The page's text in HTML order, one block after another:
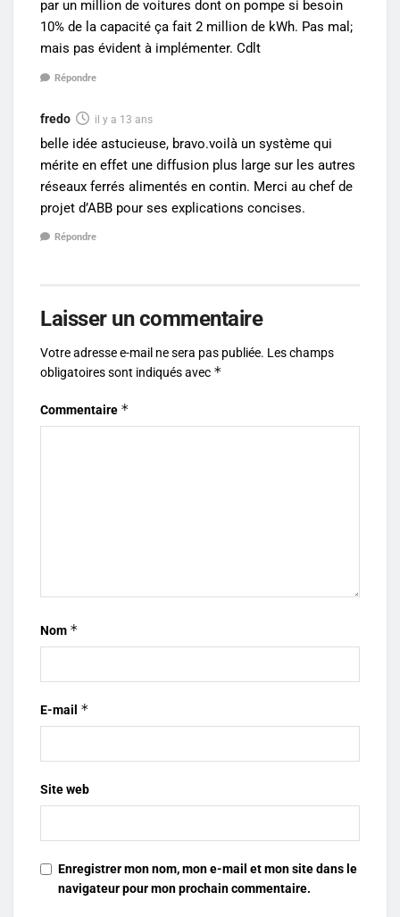
par un million de voitures dont on pompe si besoin
10% de la capacité ça fait 2 million de kWh. Pas mal;
mais pas évident à implémenter. Cdlt
Répondre
fredo il y a 13 ans
belle idée astucieuse, bravo.voilà un système qui
mérite en effet une diffusion plus large sur les autres
réseaux ferrés alimentés en contin. Merci au chef de
projet d’ABB pour ses explications concises.
Répondre
Laisser un commentaire
Votre adresse e-mail ne sera pas publiée. Les champs
obligatoires sont indiqués avec *
Commentaire *
Nom *
E-mail *
Site web
Enregistrer mon nom, mon e-mail et mon site dans le
navigateur pour mon prochain commentaire.